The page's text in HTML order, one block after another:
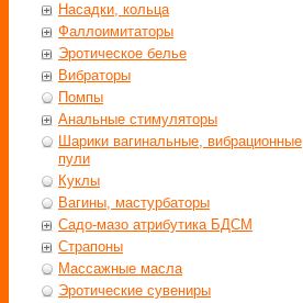
Насадки, кольца
Фаллоимитаторы
Эротическое белье
Вибраторы
Помпы
Анальные стимуляторы
Шарики вагинальные, вибрационные
пули
Куклы
Вагины, мастурбаторы
Садо-мазо атрибутика БДСМ
Страпоны
Массажные масла
Эротические сувениры